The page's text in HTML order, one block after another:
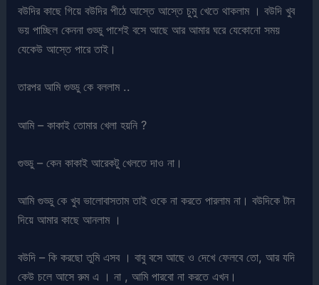
বউদির কাছে গিয়ে বউদির পীঠে আস্তে আস্তে চুমু খেতে থাকলাম । বউদি খুব
ভয় পাচ্ছিল কেননা গুড্ডু পাশেই বসে আছে আর আমার ঘরে যেকোনো সময়
যেকেউ আস্তে পারে তাই।
তারপর আমি গুড্ডু কে বললাম ..
আমি – কাকাই তোমার খেলা হয়নি ?
গুড্ডু – কেন কাকাই আরেকটু খেলতে দাও না।
আমি গুড্ডু কে খুব ভালোবাসতাম তাই ওকে না করতে পারলাম না। বউদিকে টান
দিয়ে আমার কাছে আনলাম ।
বউদি – কি করছো তুমি এসব । বাবু বসে আছে ও দেখে ফেলবে তো, আর যদি
কেউ চলে আসে রুম এ । না , আমি পারবো না করতে এখন।